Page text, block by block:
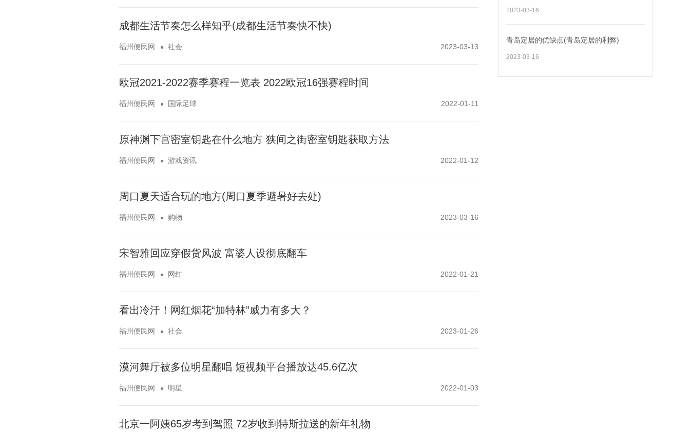
成都生活节奏怎么样知乎(成都生活节奏快不快)
福州便民网 社会 2023-03-13
欧冠2021-2022赛季赛程一览表 2022欧冠16强赛程时间
福州便民网 国际足球 2022-01-11
原神渊下宫密室钥匙在什么地方 狭间之街密室钥匙获取方法
福州便民网 游戏资讯 2022-01-12
周口夏天适合玩的地方(周口夏季避暑好去处)
福州便民网 购物 2023-03-16
宋智雅回应穿假货风波 富婆人设彻底翻车
福州便民网 网红 2022-01-21
看出冷汗！网红烟花“加特林”威力有多大？
福州便民网 社会 2023-01-26
漠河舞厅被多位明星翻唱 短视频平台播放达45.6亿次
福州便民网 明星 2022-01-03
北京一阿姨65岁考到驾照 72岁收到特斯拉送的新年礼物
2023-03-16
青岛定居的优缺点(青岛定居的利弊)
2023-03-16